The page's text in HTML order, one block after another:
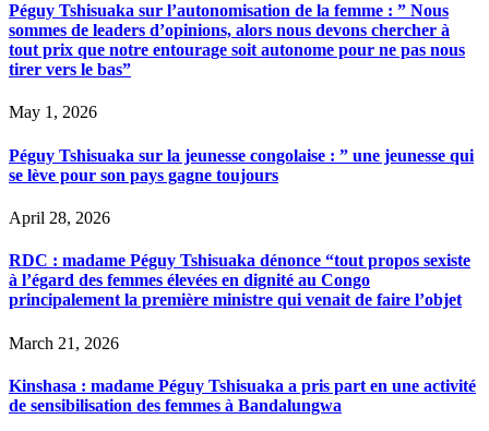
Péguy Tshisuaka sur l’autonomisation de la femme : ” Nous
sommes de leaders d’opinions, alors nous devons chercher à
tout prix que notre entourage soit autonome pour ne pas nous
tirer vers le bas”
May 1, 2026
Péguy Tshisuaka sur la jeunesse congolaise : ” une jeunesse qui
se lève pour son pays gagne toujours
April 28, 2026
RDC : madame Péguy Tshisuaka dénonce “tout propos sexiste
à l’égard des femmes élevées en dignité au Congo
principalement la première ministre qui venait de faire l’objet
March 21, 2026
Kinshasa : madame Péguy Tshisuaka a pris part en une activité
de sensibilisation des femmes à Bandalungwa